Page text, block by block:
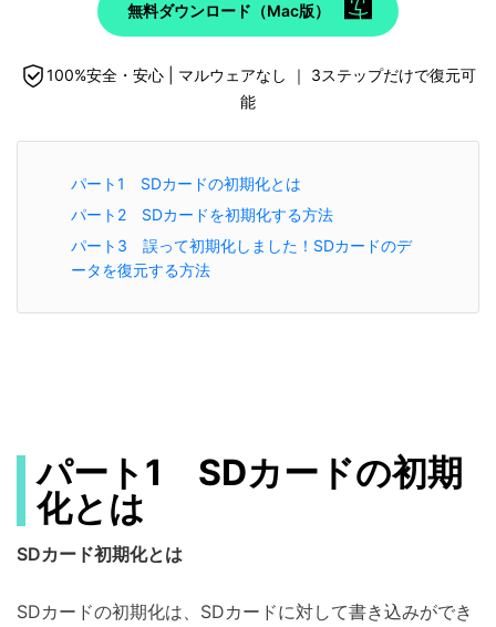
無料ダウンロード（Mac版）
100%安全・安心 | マルウェアなし ｜ 3ステップだけで復元可
能
パート1 SDカードの初期化とは
パート2 SDカードを初期化する方法
パート3 誤って初期化しました！SDカードのデ
ータを復元する方法
パート1 SDカードの初期
化とは
SDカード初期化とは
SDカードの初期化は、SDカードに対して書き込みができ